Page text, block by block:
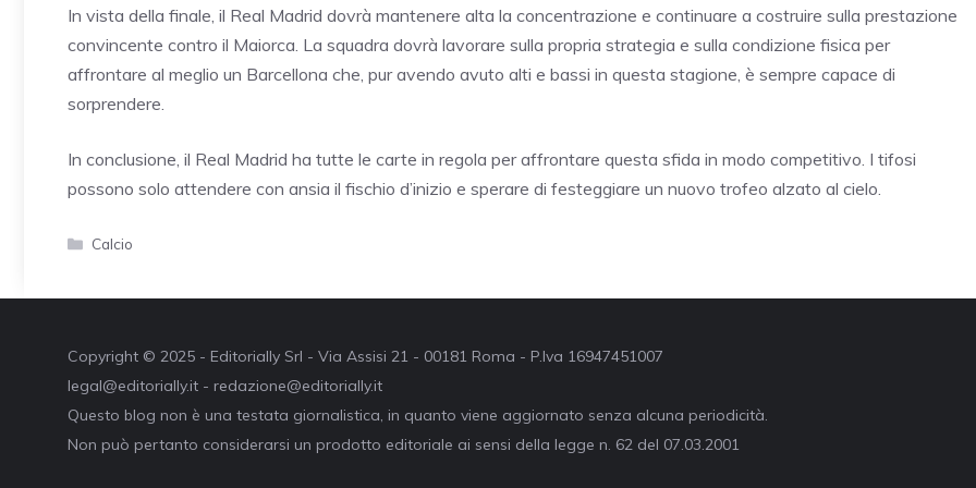
In vista della finale, il Real Madrid dovrà mantenere alta la concentrazione e continuare a costruire sulla prestazione
convincente contro il Maiorca. La squadra dovrà lavorare sulla propria strategia e sulla condizione fisica per
affrontare al meglio un Barcellona che, pur avendo avuto alti e bassi in questa stagione, è sempre capace di
sorprendere.
In conclusione, il Real Madrid ha tutte le carte in regola per affrontare questa sfida in modo competitivo. I tifosi
possono solo attendere con ansia il fischio d’inizio e sperare di festeggiare un nuovo trofeo alzato al cielo.
Categorie
Calcio
Copyright © 2025 - Editorially Srl - Via Assisi 21 - 00181 Roma - P.Iva 16947451007
legal@editorially.it - redazione@editorially.it
Questo blog non è una testata giornalistica, in quanto viene aggiornato senza alcuna periodicità.
Non può pertanto considerarsi un prodotto editoriale ai sensi della legge n. 62 del 07.03.2001